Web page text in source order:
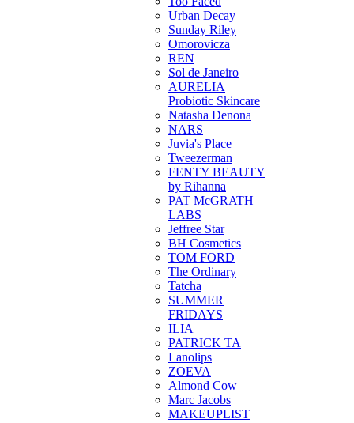
Urban Decay
Sunday Riley
Omorovicza
REN
Sol de Janeiro
AURELIA
Probiotic Skincare
Natasha Denona
NARS
Juvia's Place
Tweezerman
FENTY BEAUTY
by Rihanna
PAT McGRATH
LABS
Jeffree Star
BH Cosmetics
TOM FORD
The Ordinary
Tatcha
SUMMER
FRIDAYS
ILIA
PATRICK TA
Lanolips
ZOEVA
Almond Cow
Marc Jacobs
MAKEUPLIST